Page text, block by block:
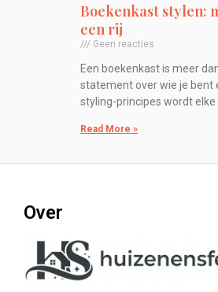
Boekenkast stylen:
een rij
Geen reacties
Een boekenkast is meer
statement over wie je bent
styling-principes wordt elke
Read More »
Over